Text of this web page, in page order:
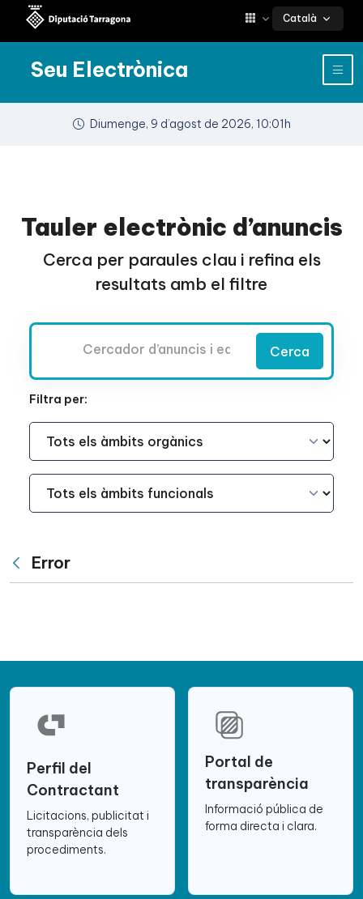
Català
Seu Electrònica
Diumenge, 9 d’agost de 2026, 10:01h
Tauler electrònic d’anuncis
Cerca per paraules clau i refina els
resultats amb el filtre
Cerca
Filtra per:
Àmbit Funcional
Àmbit Funcional
Vés enrere
Error
Perfil del
Contractant
Licitacions, publicitat i
transparència dels
procediments.
Portal de
transparència
Informació pública de
forma directa i clara.